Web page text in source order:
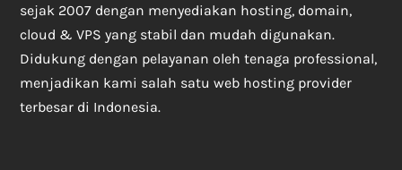
sejak 2007 dengan menyediakan hosting, domain,
cloud & VPS yang stabil dan mudah digunakan.
Didukung dengan pelayanan oleh tenaga professional,
menjadikan kami salah satu web hosting provider
terbesar di Indonesia.